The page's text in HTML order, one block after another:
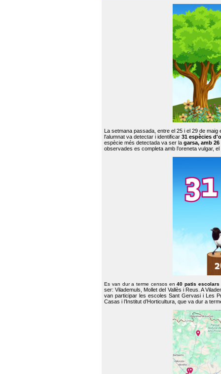
La setmana passada, entre el 25 i el 29 de
l'alumnat va detectar i identificar 31 espècies
espècie més detectada va ser la garsa, amb
observades es completa amb l’oreneta vulgar,
Es van dur a terme censos en40 patis escolars
ser: Vilademuls, Mollet del Vallès i Reus. A
van participar les escoles Sant Gervasi i Les
Casas i l’Institut d’Horticultura, que va dur a